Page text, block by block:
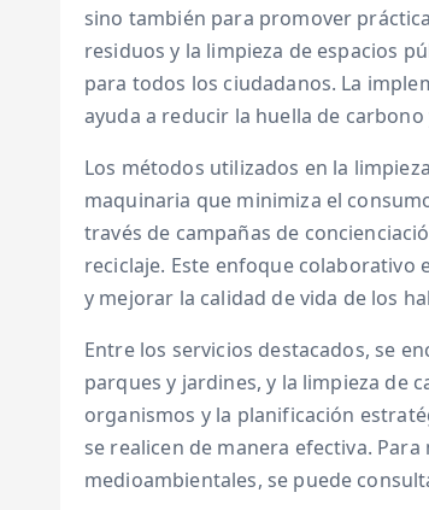
sino también para promover
residuos y la limpieza de espacios
para todos los ciudadanos. La
ayuda a reducir la huella de
Los métodos utilizados en la
maquinaria que minimiza el
través de campañas de
reciclaje. Este enfoque
y mejorar la calidad de vida de los
Entre los servicios destacados, se
parques y jardines, y la limpieza de
organismos y la planificación
se realicen de manera efectiva.
medioambientales, se puede